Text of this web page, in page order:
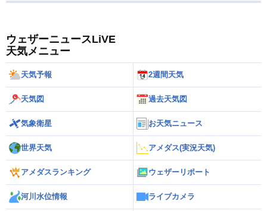
ウェザーニュースLiVE
天気メニュー
天気予報 2週間天気
天気図 過去天気図
気象衛星 お天気ニュース
世界天気 アメダス(実況天気)
アメダスランキング ウェザーリポート
河川水位情報 ライブカメラ